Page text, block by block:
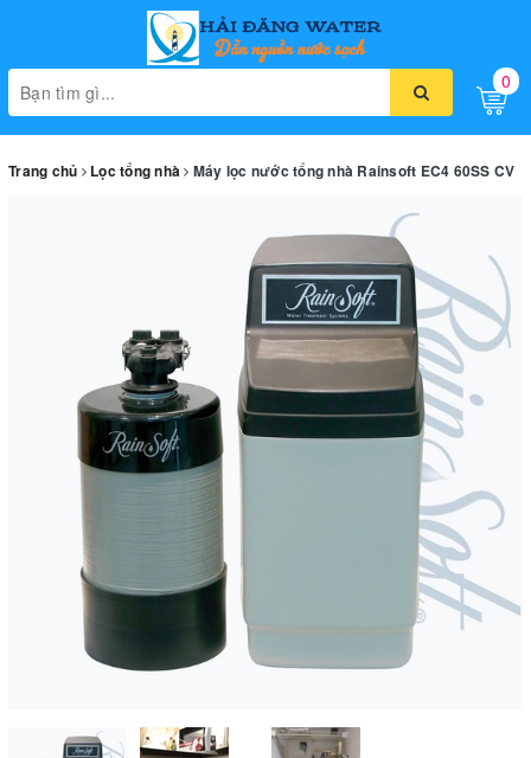
Toggle
0
Trang chủ Lọc tổng nhà Máy lọc nước tổng nhà Rainsoft EC4 60SS CV